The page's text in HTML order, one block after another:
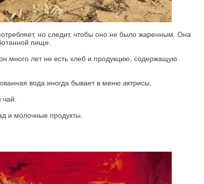
но следит, чтобы оно не было жаренным. Она
пище.
много лет не есть хлеб и продукцию, содержащую
вода иногда бывает в меню актрисы.
и молочные продукты.